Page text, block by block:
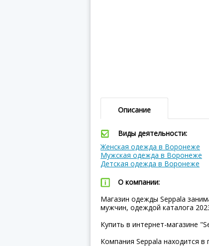
Описание
Виды деятельности:
Женская одежда в Воронеже
Мужская одежда в Воронеже
Детская одежда в Воронеже
О компании:
Магазин одежды Seppala
мужчин, одеждой каталога
Купить в интернет-магазине
Компания Seppala находится